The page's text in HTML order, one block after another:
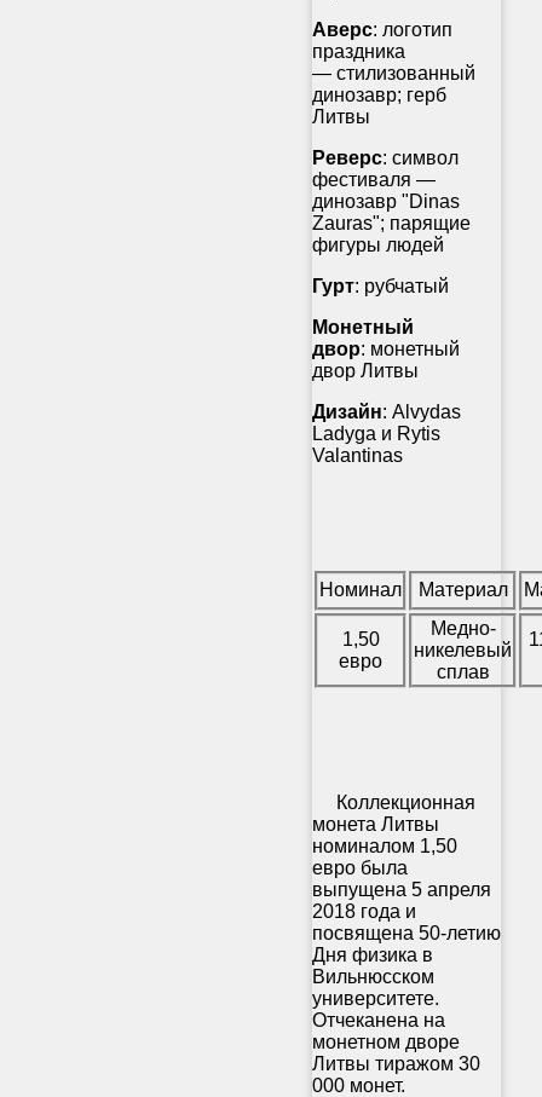
Аверс: логотип
праздника
— стилизованный
динозавр; герб
Литвы
Реверс: символ
фестиваля —
динозавр "Dinas
Zauras"; парящие
фигуры людей
Гурт: рубчатый
Монетный
двор: монетный
двор Литвы
Дизайн: Alvydas
Ladyga и Rytis
Valantinas
Номинал Материал
1,50
евро
Медно-
никелевый
сплав
Коллекционная
монета Литвы
номиналом 1,50
евро была
выпущена 5 апреля
2018 года и
посвящена 50-летию
Дня физика в
Вильнюсском
университете.
Отчеканена на
монетном дворе
Литвы тиражом 30
000 монет.